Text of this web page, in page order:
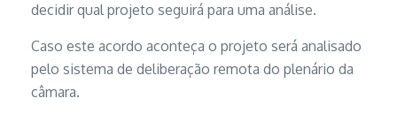
decidir qual projeto seguirá para uma análise.
Caso este acordo aconteça o projeto será analisado
pelo sistema de deliberação remota do plenário da
câmara.